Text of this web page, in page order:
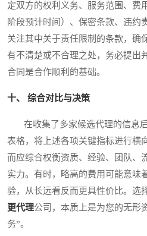
定双方的权利义务、服务范围、费
阶段预计时间）、保密条款、违约
关注其中关于责任限制的条款，确
有不清楚或不合理之处，务必提出
合同是合作顺利的基础。
十、 综合对比与决策
在收集了多家候选代理的信息
表格，将上述各项关键指标进行横
而应综合权衡资质、经验、团队、
实力。有时，略高的费用可能意味
验，从长远看反而更具性价比。选
更代理公司，本质上是为您的无形
务”。